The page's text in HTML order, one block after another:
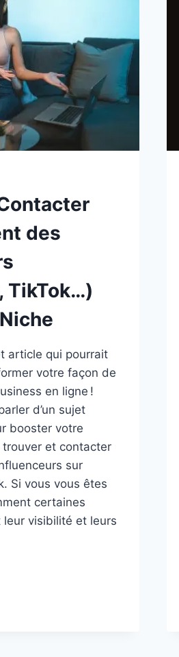
des
TikTok…)
article qui pourrait
votre façon de
en ligne !
d’un sujet
booster votre
et contacter
sur
Si vous vous êtes
certaines
leur visibilité et leurs